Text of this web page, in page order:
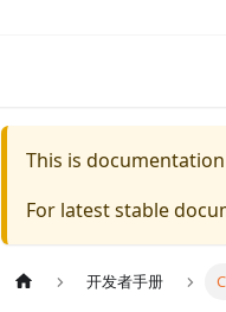
This is
For latest stable
开发者手册